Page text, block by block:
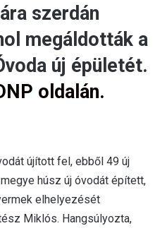
szerdán
megáldották a
új épületét.
oldalán.
újított fel, ebből 49 új
húsz új óvodát épített,
elhelyezését
Miklós. Hangsúlyozta,